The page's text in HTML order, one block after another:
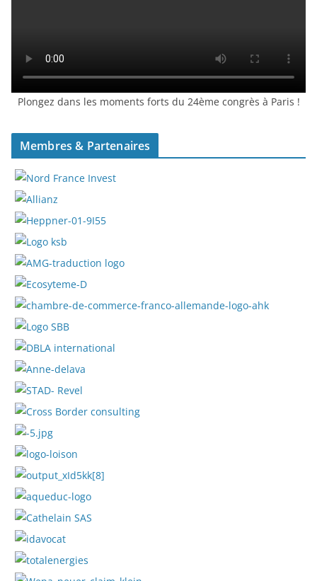
Plongez dans les moments forts du 24ème congrès à Paris !
Membres & Partenaires